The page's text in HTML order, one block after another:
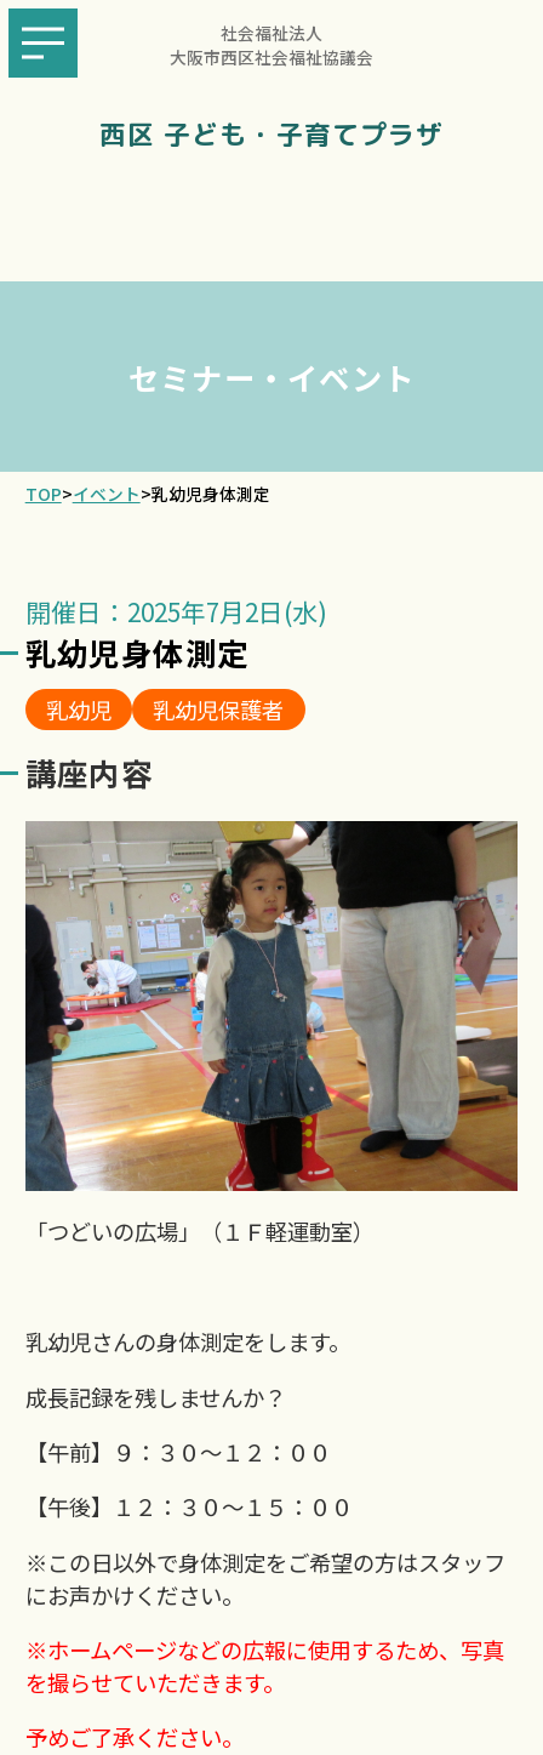
社会福祉法人
大阪市西区社会福祉協議会
西区 子ども・子育てプラザ
セミナー・イベント
TOP>イベント>乳幼児身体測定
開催日：2025年7月2日(水)
乳幼児身体測定
乳幼児 乳幼児保護者
講座内容
「つどいの広場」（１Ｆ軽運動室）
乳幼児さんの身体測定をします。
成長記録を残しませんか？
【午前】９：３０～１２：００
【午後】１２：３０～１５：００
※この日以外で身体測定をご希望の方はスタッフ
にお声かけください。
※ホームページなどの広報に使用するため、写真
を撮らせていただきます。
予めご了承ください。